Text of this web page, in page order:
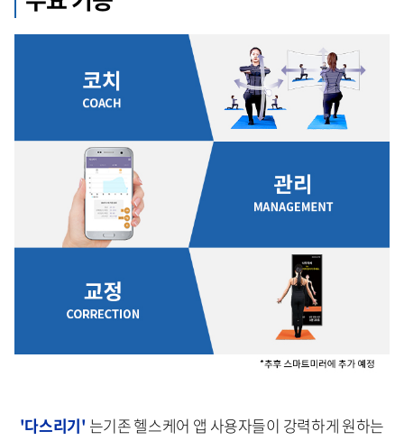
'다스리기' 는기존 헬스케어 앱 사용자들이 강력하게 원하는